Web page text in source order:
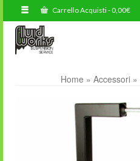
Carrello Acquisti-0,00€
Home » Accessori »